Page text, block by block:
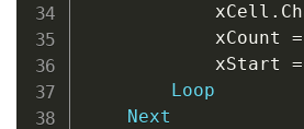
            xCell
.
            xCount
=
            xStart
=
Loop
Next